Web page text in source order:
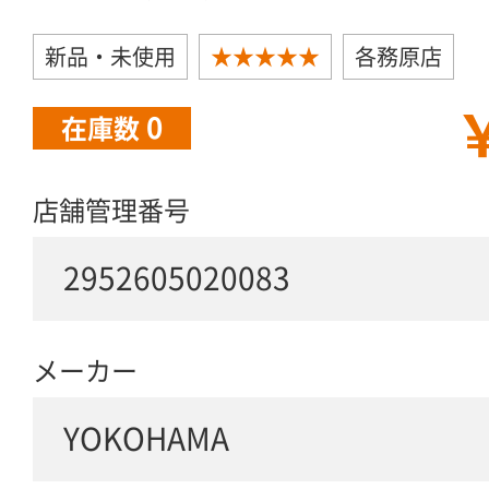
新品・未使用 ★★★★★ 各務原店
在庫数 0
店舗管理番号
2952605020083
メーカー
YOKOHAMA